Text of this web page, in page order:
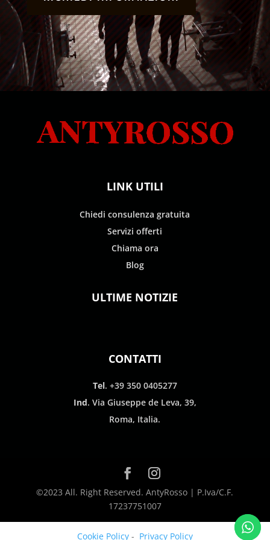
LINK UTILI
Chiedi consulenza gratuita
Servizi offerti
Chiama ora
Blog
ULTIME NOTIZIE
CONTATTI
Tel. +39 350 0405277
Ind. Via Giuseppe de Leva, 39,
Roma, Italia.
©2023 All. Right Reserved. AntyRosso | P.Iva/C.F.
17237751007
Cookie Policy - Privacy Policy